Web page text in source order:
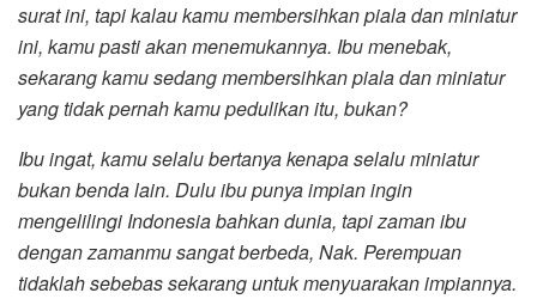
surat ini, tapi kalau kamu membersihkan piala dan miniatur
ini, kamu pasti akan menemukannya. Ibu menebak,
sekarang kamu sedang membersihkan piala dan miniatur
yang tidak pernah kamu pedulikan itu, bukan?
Ibu ingat, kamu selalu bertanya kenapa selalu miniatur
bukan benda lain. Dulu ibu punya impian ingin
mengelilingi Indonesia bahkan dunia, tapi zaman ibu
dengan zamanmu sangat berbeda, Nak. Perempuan
tidaklah sebebas sekarang untuk menyuarakan impiannya.